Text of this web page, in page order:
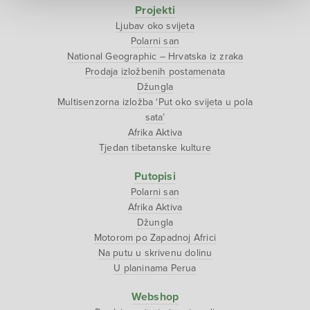
Projekti
Ljubav oko svijeta
Polarni san
National Geographic – Hrvatska iz zraka
Prodaja izložbenih postamenata
Džungla
Multisenzorna izložba ‘Put oko svijeta u pola
sata’
Afrika Aktiva
Tjedan tibetanske kulture
Putopisi
Polarni san
Afrika Aktiva
Džungla
Motorom po Zapadnoj Africi
Na putu u skrivenu dolinu
U planinama Perua
Webshop